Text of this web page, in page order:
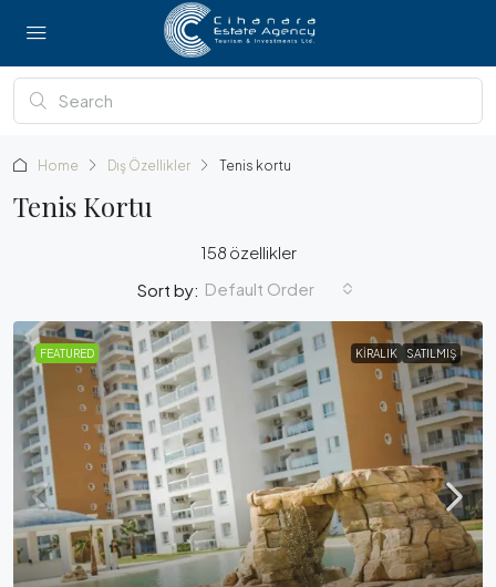
Home Dış Özellikler Tenis kortu
Tenis Kortu
158 özellikler
Sort by: Default Order
FEATURED KIRALIK SATILMIŞ